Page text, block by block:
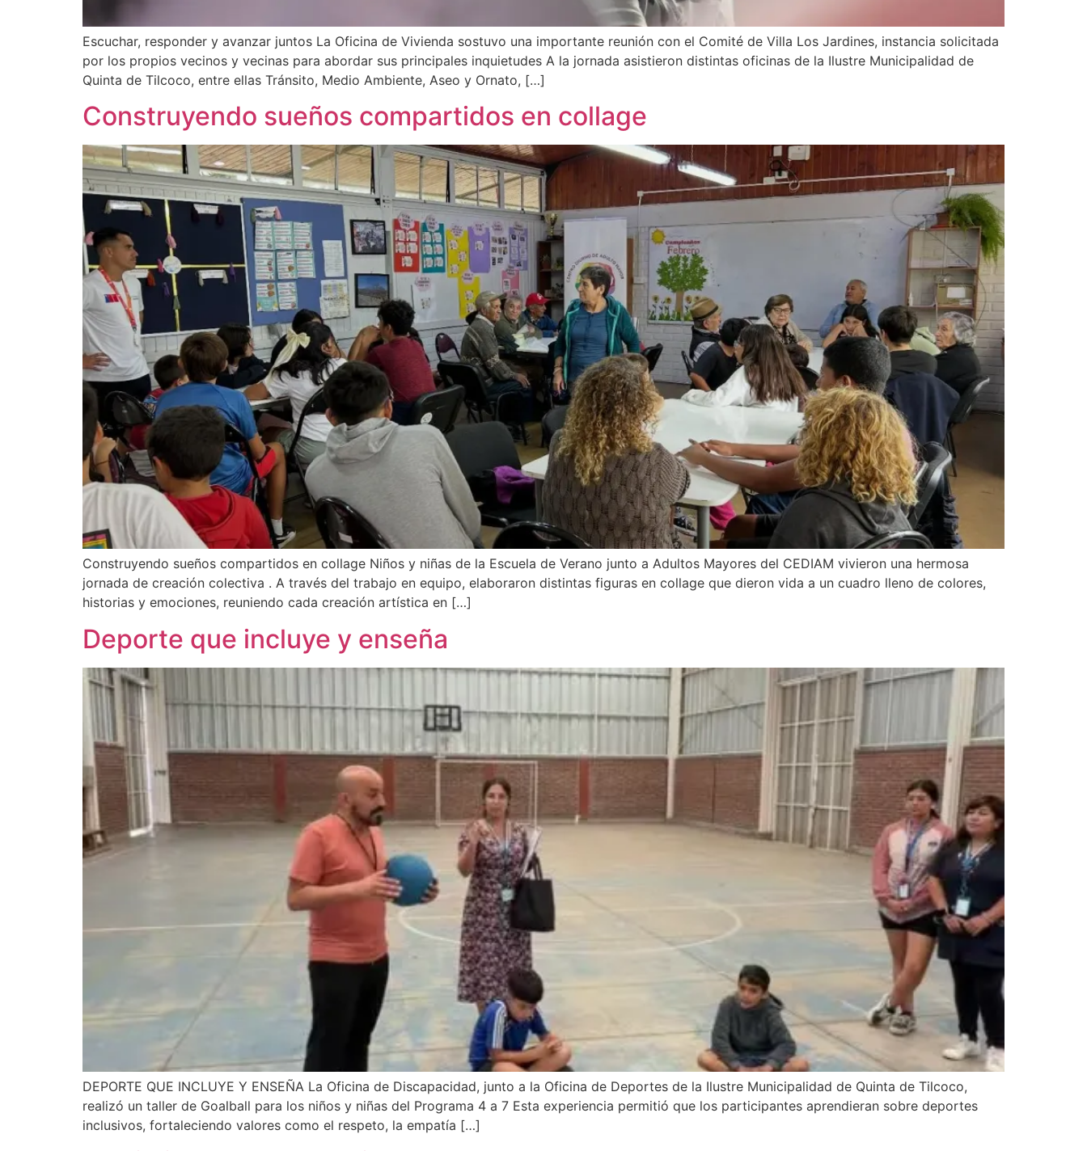
Escuchar, responder y avanzar juntos La Oficina de Vivienda sostuvo una importante reunión con el Comité de Villa Los Jardines, instancia solicitada
por los propios vecinos y vecinas para abordar sus principales inquietudes A la jornada asistieron distintas oficinas de la Ilustre Municipalidad de
Quinta de Tilcoco, entre ellas Tránsito, Medio Ambiente, Aseo y Ornato, […]
Construyendo sueños compartidos en collage
Construyendo sueños compartidos en collage Niños y niñas de la Escuela de Verano junto a Adultos Mayores del CEDIAM vivieron una hermosa
jornada de creación colectiva . A través del trabajo en equipo, elaboraron distintas figuras en collage que dieron vida a un cuadro lleno de colores,
historias y emociones, reuniendo cada creación artística en […]
Deporte que incluye y enseña
DEPORTE QUE INCLUYE Y ENSEÑA La Oficina de Discapacidad, junto a la Oficina de Deportes de la Ilustre Municipalidad de Quinta de Tilcoco,
realizó un taller de Goalball para los niños y niñas del Programa 4 a 7 Esta experiencia permitió que los participantes aprendieran sobre deportes
inclusivos, fortaleciendo valores como el respeto, la empatía […]